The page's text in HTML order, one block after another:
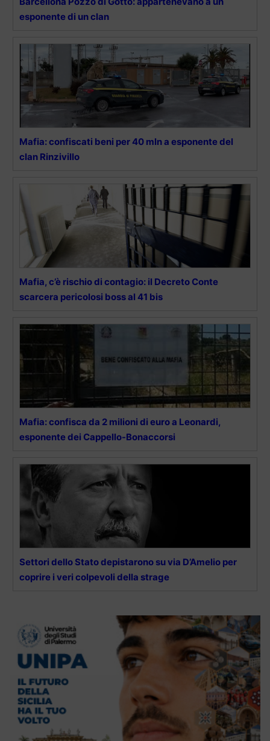
esponente di un clan
Mafia: confiscati beni per 40 mln a esponente del
clan Rinzivillo
Mafia, c’è rischio di contagio: il Decreto Conte
scarcera pericolosi boss al 41 bis
Mafia: confisca da 2 milioni di euro a Leonardi,
esponente dei Cappello-Bonaccorsi
Settori dello Stato depistarono su via D’Amelio per
coprire i veri colpevoli della strage